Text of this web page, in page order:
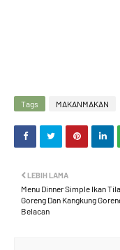
Tags MAKANMAKAN
LEBIH LAMA
Menu Dinner Simple Ikan
Goreng Dan Kangkung
Belacan